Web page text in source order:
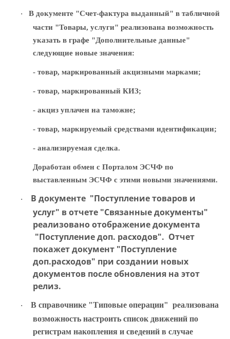
·
В документе "Счет-фактура выданный" в табличной
части "Товары, услуги" реализована возможность
указать в графе "Дополнительные данные"
следующие новые значения:
- товар, маркированный акцизными марками;
- товар, маркированный КИЗ;
- акциз уплачен на таможне;
- товар, маркируемый средствами идентификации;
- анализируемая сделка.
Доработан обмен с Порталом ЭСЧФ по
выставленным ЭСЧФ с этими новыми значениями.
·
В документе "Поступление товаров и
услуг" в отчете "Связанные документы"
реализовано отображение документа
"Поступление доп. расходов". Отчет
покажет документ "Поступление
доп.расходов" при создании новых
документов после обновления на этот
релиз.
· В справочнике "Типовые операции" реализована
возможность настроить список движений по
регистрам накопления и сведений в случае